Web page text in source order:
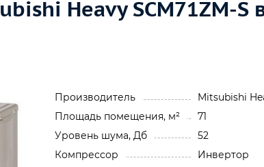
Heavy SCM71ZM-
Производитель
Mitsubishi
Площадь помещения, м²
71
Уровень шума, Дб
52
Компрессор
Инвертор